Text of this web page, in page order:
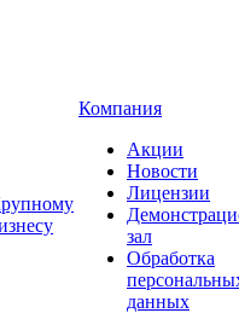
Компания
Акции
Новости
Лицензии
зал
Обработка
данных